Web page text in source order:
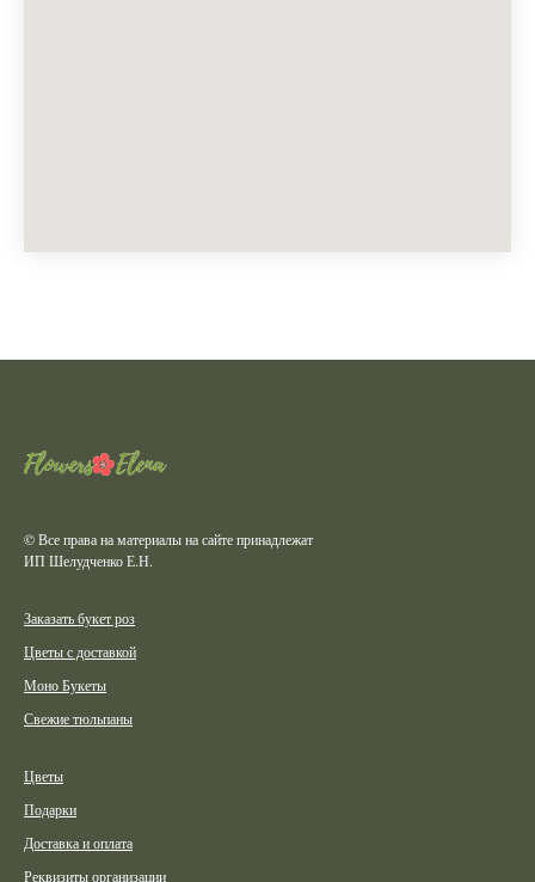
© Все права на материалы на сайте принадлежат
ИП Шелудченко Е.Н.
Заказать букет роз
Цветы с доставкой
Моно Букеты
Свежие тюльпаны
Цветы
Подарки
Доставка и оплата
Реквизиты организации